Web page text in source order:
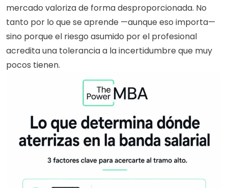
mercado valoriza de forma desproporcionada. No
tanto por lo que se aprende —aunque eso importa—
sino porque el riesgo asumido por el profesional
acredita una tolerancia a la incertidumbre que muy
pocos tienen.